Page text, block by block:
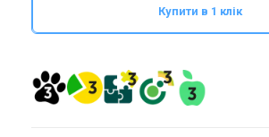
Купити в 1 клік